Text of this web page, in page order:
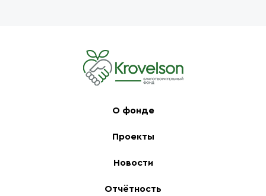
О фонде
Проекты
Новости
Отчётность